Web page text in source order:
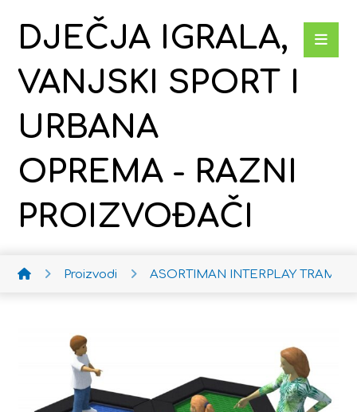
DJEČJA IGRALA,
VANJSKI SPORT I
URBANA
OPREMA - RAZNI
PROIZVOĐAČI
Proizvodi ASORTIMAN INTERPLAY